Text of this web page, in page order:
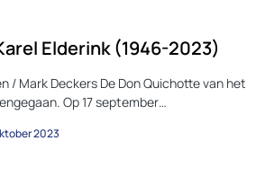
Elderink (1946-2023)
/ Mark Deckers De Don Quichotte van het
Op 17 september…
2023